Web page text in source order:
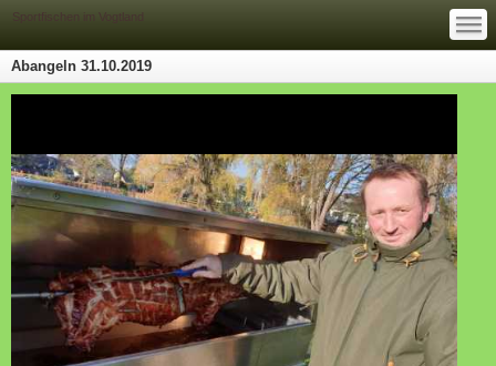
Sportfischen im Vogtland —
—
—
Abangeln 31.10.2019